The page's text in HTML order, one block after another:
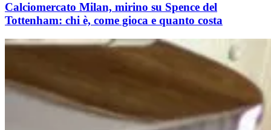
Calciomercato Milan, mirino su Spence del
Tottenham: chi è, come gioca e quanto costa